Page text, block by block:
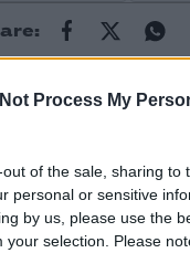
Process My
of the sale, sharing to
personal or sensitive
by us, please use the
your selection. Please
για όλη την